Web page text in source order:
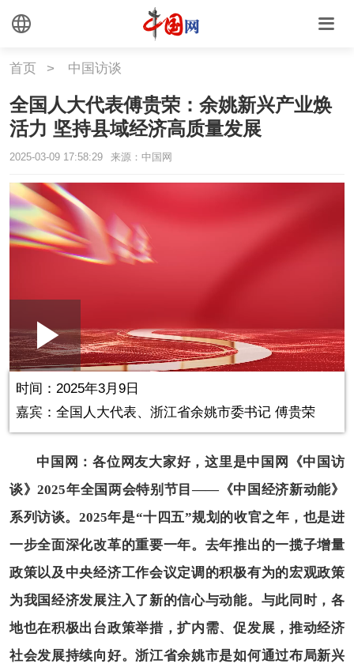
首页 > 中国访谈
全国人大代表傅贵荣：余姚新兴产业焕
活力 坚持县域经济高质量发展
2025-03-09 17:58:29 来源：中国网
Play
Video
Play Mute
Loaded
Picture-
in-
Picture
0:00/--:--
时间：2025年3月9日
嘉宾：全国人大代表、浙江省余姚市委书记 傅贵荣
中国网：各位网友大家好，这里是中国网《中国访
谈》2025年全国两会特别节目——《中国经济新动能》
系列访谈。2025年是“十四五”规划的收官之年，也是进
一步全面深化改革的重要一年。去年推出的一揽子增量
政策以及中央经济工作会议定调的积极有为的宏观政策
为我国经济发展注入了新的信心与动能。与此同时，各
地也在积极出台政策举措，扩内需、促发展，推动经济
社会发展持续向好。浙江省余姚市是如何通过布局新兴